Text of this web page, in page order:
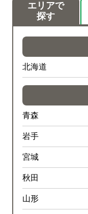
エリアで
探す
北海道
青森
岩手
宮城
秋田
山形